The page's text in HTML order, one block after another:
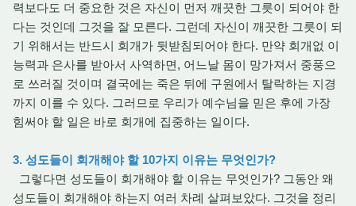
력보다도 더 중요한 것은 자신이 먼저 깨끗한 그릇이 되어야 한
다는 것인데 그것을 잘 모른다. 그런데 자신이 깨끗한 그릇이 되
기 위해서는 반드시 회개가 뒷받침되어야 한다. 만약 회개없 이
능력과 은사를 받아서 사역하면, 어느날 몸이 망가져서 중풍으
로 쓰러질 것이며 결국에는 죽은 뒤에 구원에서 탈락하는 지경
까지 이를 수 있다. 그러므로 우리가 예수님을 믿은 후에 가장
힘써야 할 일은 바로 회개에 집중하는 일이다.
3. 성도들이 회개해야 할 10가지 이유는 무엇인가?
그렇다면 성도들이 회개해야 할 이유는 무엇인가? 그동안 왜
성도들이 회개해야 하는지 여러 차례 살펴보았다. 그것을 정리